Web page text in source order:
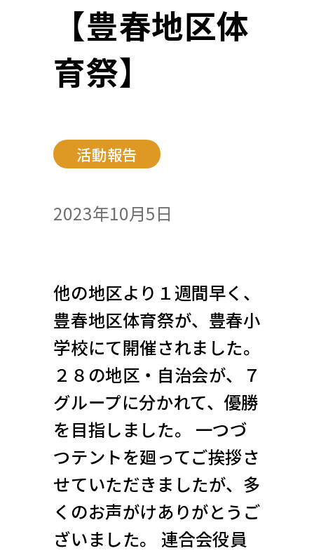
【豊春地区体
育祭】
活動報告
2023年10月5日
他の地区より１週間早く、
豊春地区体育祭が、豊春小
学校にて開催されました。
２８の地区・自治会が、７
グループに分かれて、優勝
を目指しました。 一つづ
つテントを廻ってご挨拶さ
せていただきましたが、多
くのお声がけありがとうご
ざいました。 連合会役員